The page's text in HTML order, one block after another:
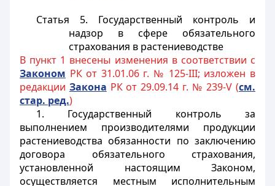
Статья 5. Государственный контроль и
надзор в сфере обязательного
страхования в растениеводстве
В пункт 1 внесены изменения в соответствии с
Законом РК от 31.01.06 г. № 125-III; изложен в
редакции Закона РК от 29.09.14 г. № 239-V (см.
стар. ред.)
1. Государственный контроль за
выполнением производителями продукции
растениеводства обязанности по заключению
договора обязательного страхования,
установленной настоящим Законом,
осуществляется местным исполнительным